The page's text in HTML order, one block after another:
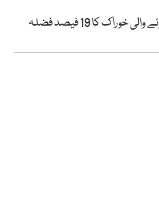
2022 کے دوران دنیا بھر میں پیدا ہونے والی خوراک کا 19 فیصد فضلہ